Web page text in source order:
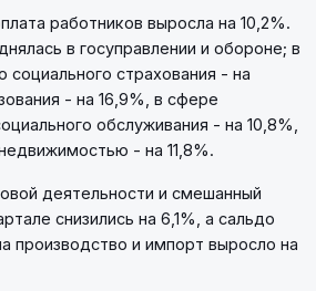
работников выросла на 10,2%.
в госуправлении и обороне; в
социального страхования - на
- на 16,9%, в сфере
обслуживания - на 10,8%,
- на 11,8%.
деятельности и смешанный
снизились на 6,1%, а сальдо
производство и импорт выросло на